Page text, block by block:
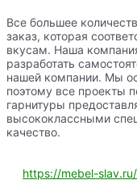
Все большее
заказ, которая
вкусам. Наша
разработать
нашей компании. Мы
поэтому все проекты
гарнитуры
высококлассными
качество.
https://mebel-slav.ru/